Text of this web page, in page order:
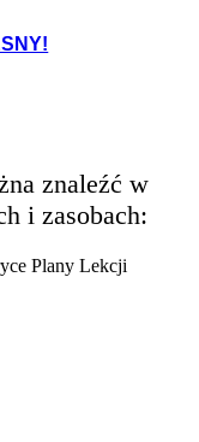
znaleźć w
i zasobach: